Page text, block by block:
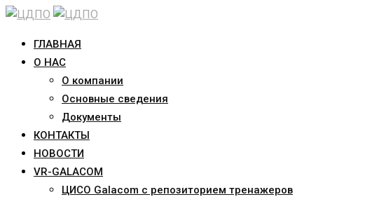
Skip
contentГЛАВНАЯ
О НАС
О компании
Основные сведения
Документы
КОНТАКТЫ
НОВОСТИ
VR-GALACOM
ЦИСО Galacom с репозиторием тренажеров